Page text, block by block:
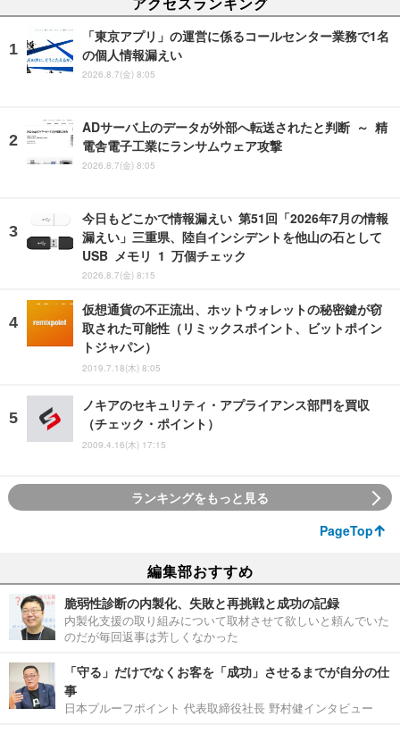
「東京アプリ」の運営に係るコールセンター業務で1名
の個人情報漏えい
2026.8.7(金) 8:05
ADサーバ上のデータが外部へ転送されたと判断 ～ 精
電舎電子工業にランサムウェア攻撃
2026.8.7(金) 8:05
今日もどこかで情報漏えい 第51回「2026年7月の情報
漏えい」三重県、陸自インシデントを他山の石として
USB メモリ 1 万個チェック
2026.8.7(金) 8:15
仮想通貨の不正流出、ホットウォレットの秘密鍵が窃
取された可能性（リミックスポイント、ビットポイン
トジャパン）
2019.7.18(木) 8:05
ノキアのセキュリティ・アプライアンス部門を買収
（チェック・ポイント）
2009.4.16(木) 17:15
ランキングをもっと見る
PageTop
編集部おすすめ
脆弱性診断の内製化、失敗と再挑戦と成功の記録
内製化支援の取り組みについて取材させて欲しいと頼んでいた
のだが毎回返事は芳しくなかった
「守る」だけでなくお客を「成功」させるまでが自分の仕
事
日本プルーフポイント 代表取締役社長 野村健インタビュー